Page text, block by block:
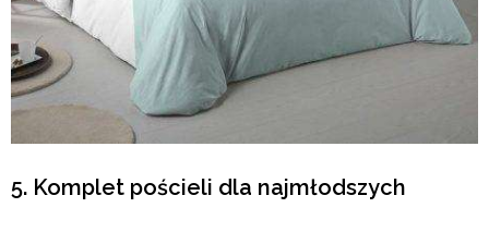
5. Komplet pościeli dla najmłodszych